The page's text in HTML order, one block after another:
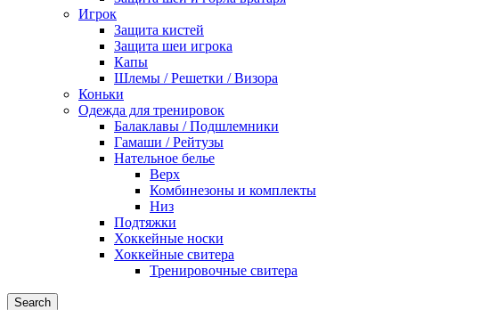
Игрок
Защита кистей
Защита шеи игрока
Капы
Шлемы / Решетки / Визора
Коньки
Одежда для тренировок
Балаклавы / Подшлемники
Гамаши / Рейтузы
Нательное белье
Верх
Комбинезоны и комплекты
Низ
Подтяжки
Хоккейные носки
Хоккейные свитера
Тренировочные свитера
Search